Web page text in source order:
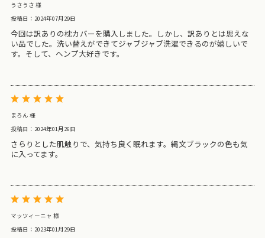
うさうさ 様
投稿日：2024年07月29日
今回は訳ありの枕カバーを購入しました。しかし、訳ありとは思えな
い品でした。洗い替えができてジャブジャブ洗濯できるのが嬉しいで
す。そして、ヘンプ大好きです。
まろん 様
投稿日：2024年01月26日
さらりとした肌触りで、気持ち良く眠れます。縄文ブラックの色も気
に入ってます。
マッツィーニャ 様
投稿日：2023年01月29日